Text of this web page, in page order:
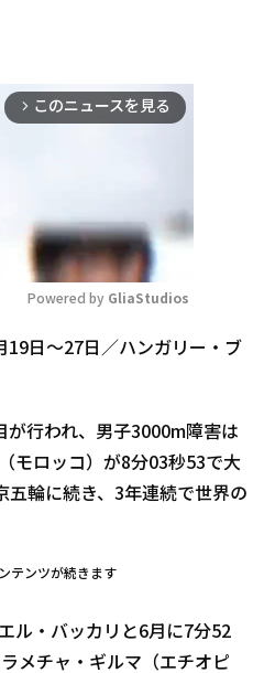
arrow_forward_ios このニュースを見る
Mute
Powered by GliaStudios
日～27日／ハンガリー・ブ
が行われ、男子3000m障害は
モロッコ）が8分03秒53で大
五輪に続き、3年連続で世界の
テンツが続きます
ル・バッカリと6月に7分52
メチャ・ギルマ（エチオピ